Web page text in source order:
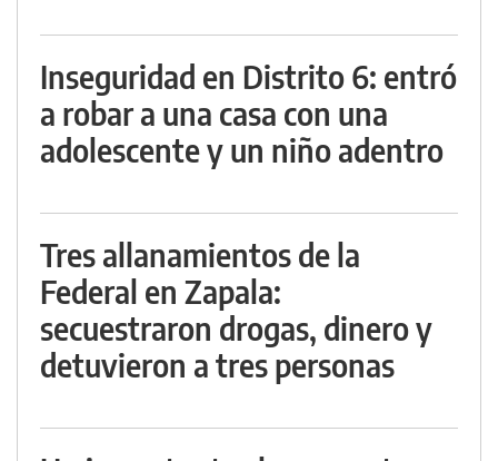
Inseguridad en Distrito 6: entró
a robar a una casa con una
adolescente y un niño adentro
Tres allanamientos de la
Federal en Zapala:
secuestraron drogas, dinero y
detuvieron a tres personas